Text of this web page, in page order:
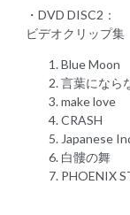
・DVD DISC2：
ビデオクリップ集
Blue Moon
言葉になら
make love
CRASH
Japanese
白髏の舞
PHOENIX